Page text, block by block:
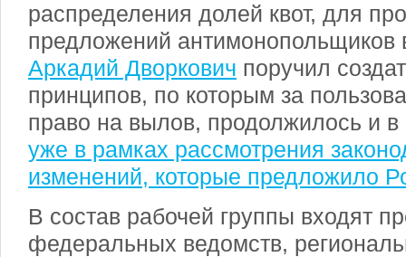
распределения долей квот, для
предложений антимонопольщиков
Аркадий Дворкович поручил
принципов, по которым за
право на вылов, продолжилось и в
уже в рамках рассмотрения
изменений, которые предложило
В состав рабочей группы входят
федеральных ведомств,